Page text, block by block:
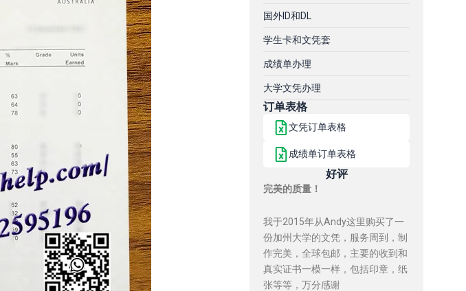
国外ID和DL
学生卡和文凭套
成绩单办理
大学文凭办理
订单表格
文凭订单表格
成绩单订单表格
好评
完美的质量！
我于2015年从Andy这里购买了一
份加州大学的文凭，服务周到，制
作完美，全球包邮，主要的收到和
真实证书一模一样，包括印章，纸
张等等，万分感谢